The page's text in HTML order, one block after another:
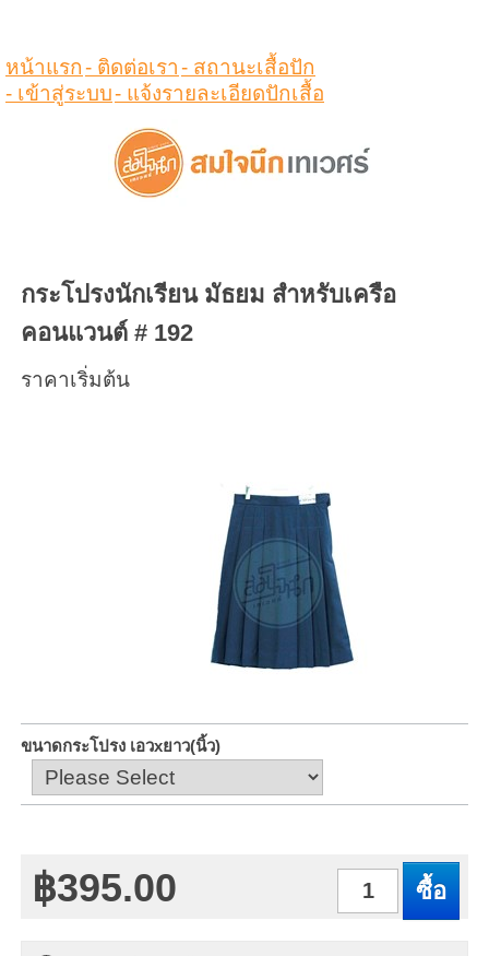
หน้าแรก- ติดต่อเรา- สถานะเสื้อปัก
- เข้าสู่ระบบ- แจ้งรายละเอียดปักเสื้อ
กระโปรงนักเรียน มัธยม สำหรับเครือ
คอนแวนต์ # 192
ราคาเริ่มต้น
ขนาดกระโปรง เอวxยาว(นิ้ว)
฿395.00